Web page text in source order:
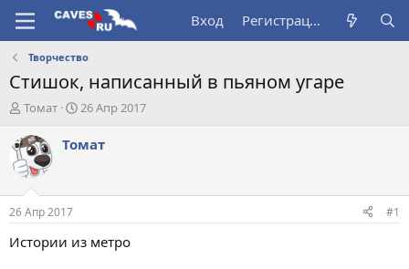
Вход Регистрация
Творчество
Стишок, написанный в пьяном угаре
А
т
о
р
т
е
м
ы
Томат
Д
т
а
л
26 Апр 2017
Томат
26 Апр 2017 #1
Истории из метро